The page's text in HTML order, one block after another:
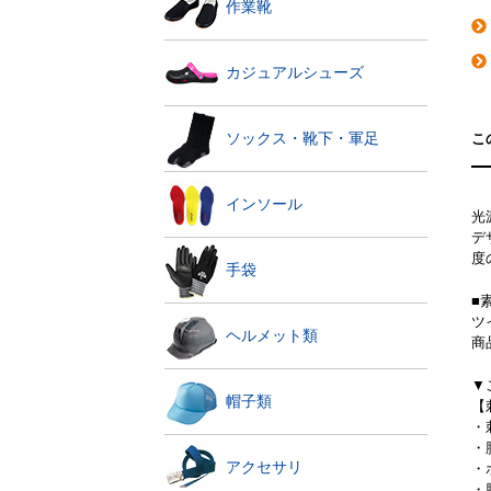
作業靴
カジュアルシューズ
ソックス・靴下・軍足
インソール
手袋
ヘルメット類
帽子類
アクセサリ
こ
光
デ
度
■
ツ
商
▼